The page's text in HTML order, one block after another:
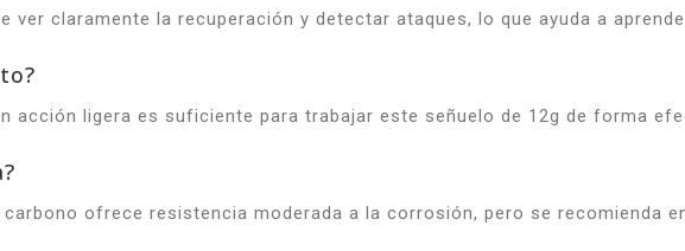
ver claramente la recuperación y detectar ataques, lo que ayuda a
acción ligera es suficiente para trabajar este señuelo de 12g de forma
ofrece resistencia moderada a la corrosión, pero se recomienda